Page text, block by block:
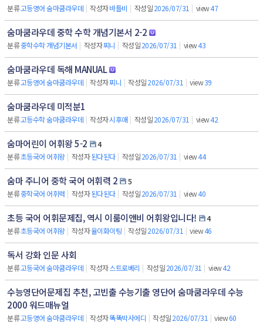
분류고등영어 숨마쿰라우데 | 작성자바틀비 | 작성일2026/07/31 | view47
숨마쿰라우데 중학 수학 개념기본서 2-2
분류중학수학 개념기본서 | 작성자찌니 | 작성일2026/07/31 | view43
숨마쿰라우데 독해 MANUAL
분류고등영어 숨마쿰라우데 | 작성자찌니 | 작성일2026/07/31 | view39
숨마쿰라우데 미적분1
분류고등수학 숨마쿰라우데 | 작성자시후애 | 작성일2026/07/31 | view42
숨마어린이 어휘왕 5-2
4
분류초등국어 어휘왕 | 작성자된다된다 | 작성일2026/07/31 | view44
숨마 주니어 중학 국어 어휘력 2
5
분류중학국어 어휘력 | 작성자된다된다 | 작성일2026/07/31 | view40
초등 국어 어휘문제집, 역시 이룸이앤비 어휘왕입니다!
4
분류초등국어 어휘왕 | 작성자율이화이팅 | 작성일2026/07/31 | view46
독서 강화 인문 사회
분류고등국어 숨마쿰라우데 | 작성자스트로베리 | 작성일2026/07/31 | view42
수능영단어문제집 추천, 고빈출 수능기출 영단어 숨마쿰라우데 수능
2000 워드매뉴얼
분류고등영어 숨마쿰라우데 | 작성자똑똑박사에디 | 작성일2026/07/31 | view60